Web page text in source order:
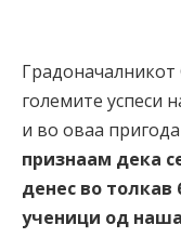
големите успеси
и во оваа пригода
признаам дека
денес во толкав
ученици од